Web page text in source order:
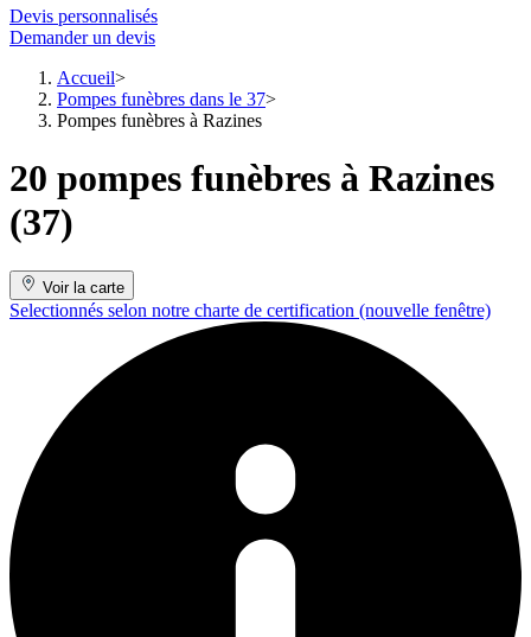
Devis personnalisés
Demander un devis
Accueil
Pompes funèbres dans le 37
Pompes funèbres à Razines
20 pompes funèbres à Razines
(37)
Voir la carte
Selectionnés selon notre charte de certification (nouvelle fenêtre)